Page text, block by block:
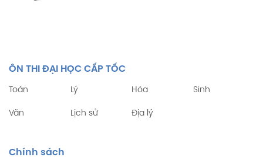
ÔN THI ĐẠI HỌC CẤP TỐC
Toán Lý Hóa Sinh
Văn Lịch sử Địa lý
Chính sách